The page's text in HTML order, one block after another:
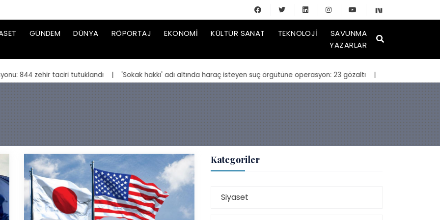
GÜNDEM DÜNYA RÖPORTAJ EKONOMI KÜLTÜR SANAT TEKNOLOJI
SAVUNMA
YAZARLAR
taciri tutuklandı | 'Sokak hakkı' adı altında haraç isteyen suç örgütüne operasyon: 23 gözaltı | Bakan Kurum, yeniden inşa
Kategoriler
Siyaset